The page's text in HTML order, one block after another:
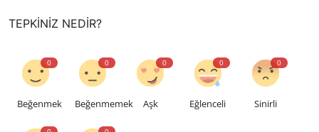
TEPKINIZ NEDIR?
0
Beğenmek
0
Beğenmemek
0
Aşk
0
Eğlenceli
0
Sinirli